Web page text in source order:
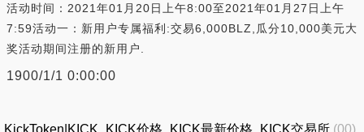
活动时间：2021年01月20日上午8:00至2021年01月27日上午
7:59活动一：新用户专属福利:交易6,000BLZ,瓜分10,000美元大
奖活动期间注册的新用户.
1900/1/1 0:00:00
KickToken|KICK_KICK价格_KICK最新价格_KICK交易所 (00)